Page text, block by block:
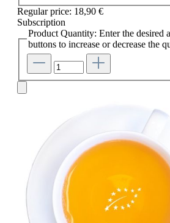
Regular price: 18,90 €
Subscription
Product Quantity: Enter the desired
buttons to increase or decrease the